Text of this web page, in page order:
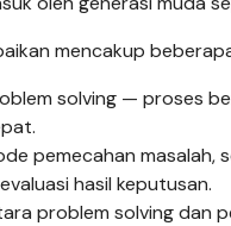
mencakup
solving — proses
pemecahan masalah,
hasil keputusan.
problem solving dan